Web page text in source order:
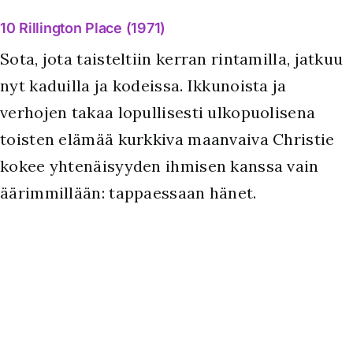
10 Rillington Place (1971)
Sota, jota taisteltiin kerran rintamilla, jatkuu
nyt kaduilla ja kodeissa. Ikkunoista ja
verhojen takaa lopullisesti ulkopuolisena
toisten elämää kurkkiva maanvaiva Christie
kokee yhtenäisyyden ihmisen kanssa vain
äärimmillään: tappaessaan hänet.